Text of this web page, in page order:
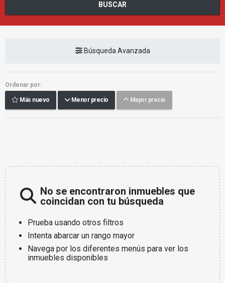
BUSCAR
Búsqueda Avanzada
Ordenar por:
Más nuevo Menor precio Mayor precio
No se encontraron inmuebles que
coincidan con tu búsqueda
Prueba usando otros filtros
Intenta abarcar un rango mayor
Navega por los diferentes menús para ver los
inmuebles disponibles